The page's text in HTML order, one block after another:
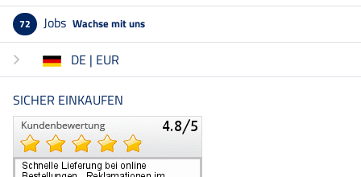
72 Jobs Wachse mit uns
DE | EUR
SICHER EINKAUFEN